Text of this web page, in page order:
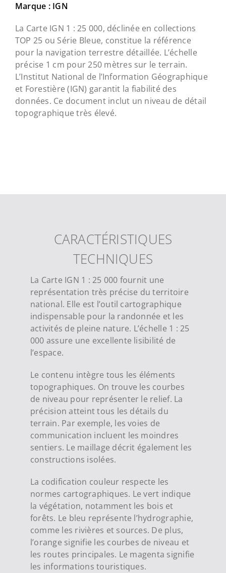
Marque : IGN
La Carte IGN 1 :25 000, déclinée en collections
TOP 25 ou Série Bleue, constitue la référence
pour la navigation terrestre détaillée. L’échelle
précise 1 cm pour250 mètres sur le terrain.
L’Institut National de l’Information Géographique
et Forestière (IGN) garantit la fiabilité des
données. Ce document inclut un niveau de détail
topographique très élevé.
CARACTÉRISTIQUES
TECHNIQUES
La Carte IGN 1 :25 000 fournit une
représentation très précise du territoire
national. Elle est l’outil cartographique
indispensable pour la randonnée et les
activités de pleine nature. L’échelle 1 :25
000 assure une excellente lisibilité de
l’espace.
Le contenu intègre tous les éléments
topographiques. On trouve les courbes
de niveau pour représenter le relief. La
précision atteint tous les détails du
terrain. Par exemple, les voies de
communication incluent les moindres
sentiers. Le maillage décrit également les
constructions isolées.
La codification couleur respecte les
normes cartographiques. Le vert indique
la végétation, notamment les bois et
forêts. Le bleu représente l’hydrographie,
comme les rivières et sources. De plus,
l’orange signifie les courbes de niveau et
les routes principales. Le magenta signifie
les informations touristiques.